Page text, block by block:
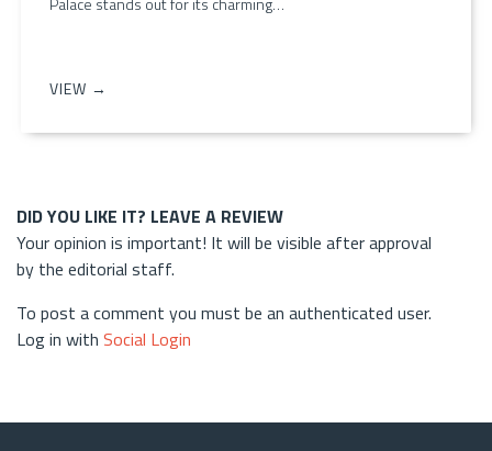
VIEW →
DID YOU LIKE IT? LEAVE A REVIEW
Your opinion is important! It will be visible after approval
by the editorial staff.
To post a comment you must be an authenticated user.
Log in with Social Login